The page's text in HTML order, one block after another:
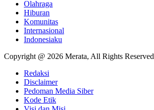
Olahraga
Hiburan
Komunitas
Internasional
Indonesiaku
Copyright @ 2026 Merata, All Rights Reserved
Redaksi
Disclaimer
Pedoman Media Siber
Kode Etik